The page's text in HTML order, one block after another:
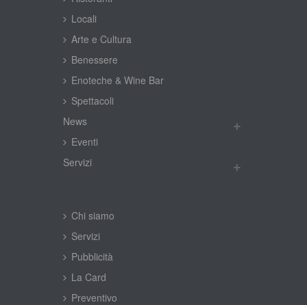
Locali
Arte e Cultura
Benessere
Enoteche & Wine Bar
Spettacoli
New
Eventi
Servizi
Chi siamo
Servizi
Pubblicità
La Card
Preventivo